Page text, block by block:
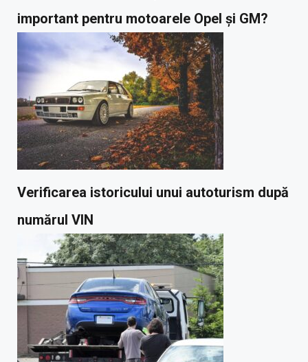
important pentru motoarele Opel și GM?
Verificarea istoricului unui autoturism după
numărul VIN